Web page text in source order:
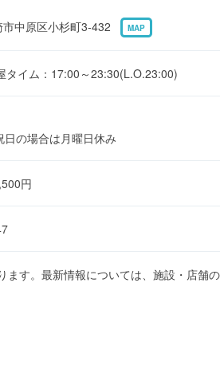
市中原区小杉町3-432
MAP
タイム：17:00～23:30(L.O.23:00)
日の場合は月曜日休み
円
す。最新情報については、施設・店舗